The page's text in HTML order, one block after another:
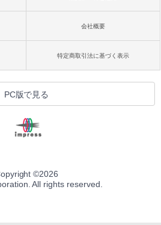
会社概要
特定商取引法に基づく表示
PC版で見る
©2026
All rights reserved.